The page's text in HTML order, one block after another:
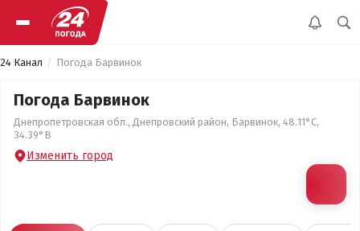
24 Канал Погода Барвинок
Погода Барвинок
Днепропетровская обл., Днепровский район, Барвинок, 48.11°С,
34.39°В
Изменить город